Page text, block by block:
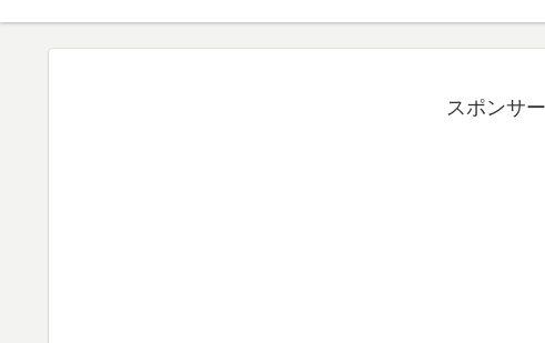
スポンサ